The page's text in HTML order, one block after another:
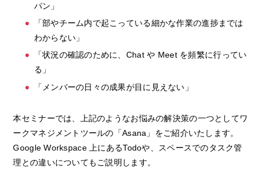
パン」
「部やチーム内で起こっている細かな作業の進捗までは
わからない」
「状況の確認のために、Chat や Meet を頻繁に行ってい
る」
「メンバーの日々の成果が目に見えない」
本セミナーでは、上記のようなお悩みの解決策の一つとしてワ
ークマネジメントツールの「Asana」をご紹介いたします。
Google Workspace 上にあるTodoや、スペースでのタスク管
理との違いについてもご説明します。